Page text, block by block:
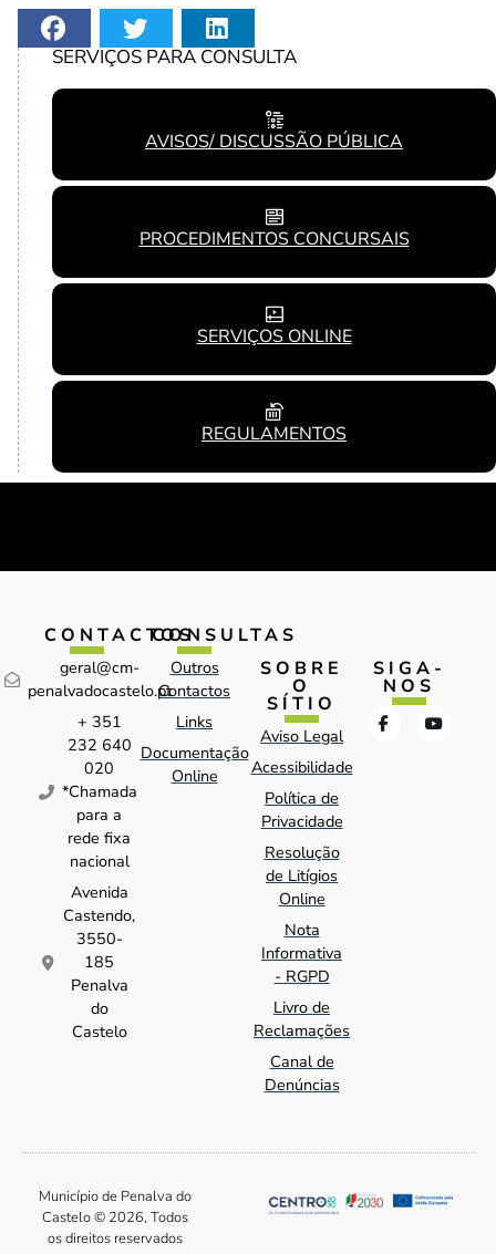
SERVIÇOS PARA CONSULTA
AVISOS/ DISCUSSÃO PÚBLICA
PROCEDIMENTOS CONCURSAIS
SERVIÇOS ONLINE
REGULAMENTOS
CONTACTOS
geral@cm-
penalvadocastelo.pt
+ 351
232 640
020
*Chamada
para a
rede fixa
nacional
Avenida
Castendo,
3550-
185
Penalva
do
Castelo
CONSULTAS
Outros
Contactos
Links
Documentação
Online
SOBRE
O
SÍTIO
Aviso Legal
Acessibilidade
Política de
Privacidade
Resolução
de Litígios
Online
Nota
Informativa
- RGPD
Livro de
Reclamações
Canal de
Denúncias
SIGA-
NOS
Município de Penalva do
Castelo © 2026, Todos
os direitos reservados